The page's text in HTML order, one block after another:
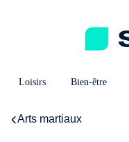
Loisirs Bien-être
Arts martiaux